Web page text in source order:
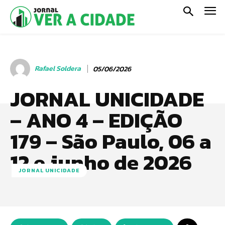
Rafael Soldera 05/06/2026
JORNAL UNICIDADE
– ANO 4 – EDIÇÃO
179 – São Paulo, 06 a
12 e junho de 2026
JORNAL UNICIDADE